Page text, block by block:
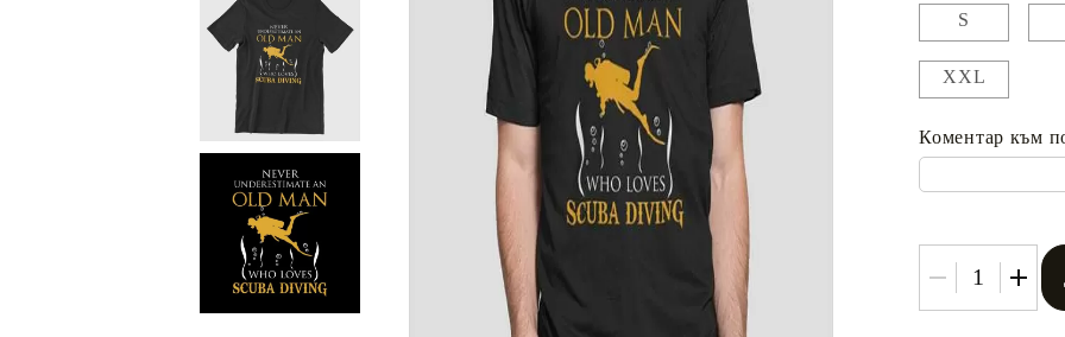
Рекламни тениски
Рекламни стикери
Рекламни чаши
Рекламни пъзели
Рекламни ПРЕСТИЛКИ
UV печат върху предмети
Сублимационен печат
S
XXL
Коментар към